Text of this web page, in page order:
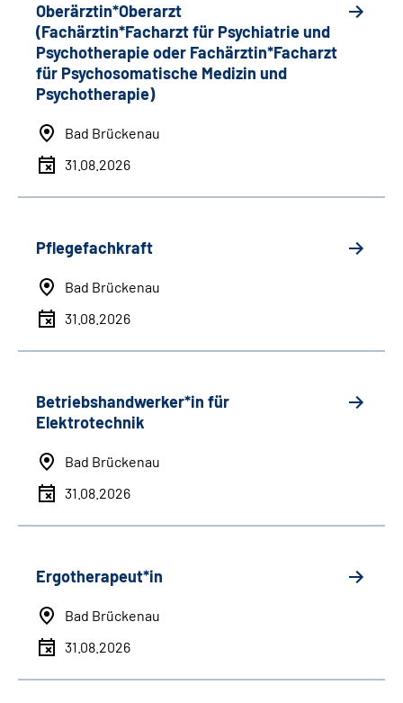
Oberärztin*Oberarzt
(Fachärztin*Facharzt für Psychiatrie und
Psychotherapie oder Fachärztin*Facharzt
für Psychosomatische Medizin und
Psychotherapie)
Bad Brückenau
31.08.2026
Pflegefachkraft
Bad Brückenau
31.08.2026
Betriebshandwerker*in für
Elektrotechnik
Bad Brückenau
31.08.2026
Ergotherapeut*in
Bad Brückenau
31.08.2026